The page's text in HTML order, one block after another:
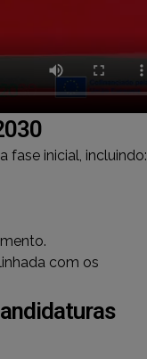
fase inicial, incluindo:
com os